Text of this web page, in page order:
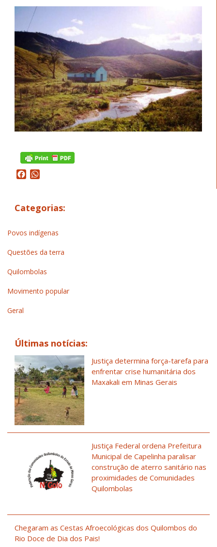
Facebook
Categorias:
Povos indígenas
Questões da terra
Quilombolas
Movimento popular
Geral
Últimas notícias:
Justiça determina força-tarefa para
enfrentar crise humanitária dos
Maxakali em Minas Gerais
Justiça Federal ordena Prefeitura
Municipal de Capelinha paralisar
construção de aterro sanitário nas
proximidades de Comunidades
Quilombolas
Chegaram as Cestas Afroecológicas dos Quilombos do
Rio Doce de Dia dos Pais!